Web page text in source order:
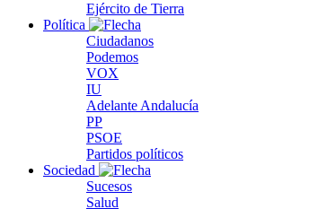
Ejército de Tierra
Política
Ciudadanos
Podemos
VOX
IU
Adelante Andalucía
PP
PSOE
Partidos políticos
Sociedad
Sucesos
Salud